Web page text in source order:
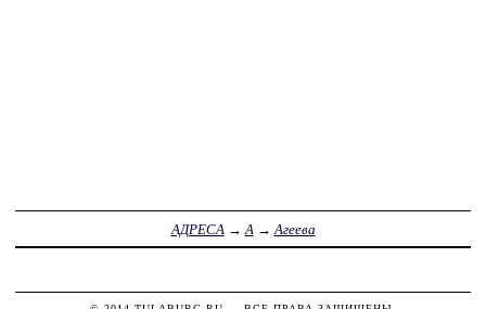
АДРЕСА → А → Агеева